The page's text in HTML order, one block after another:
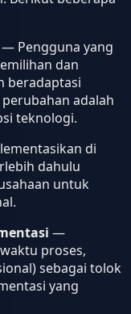
— Pengguna yang
dan
beradaptasi
adalah
teknologi.
di
dahulu
untuk
—
proses,
sebagai tolok
yang